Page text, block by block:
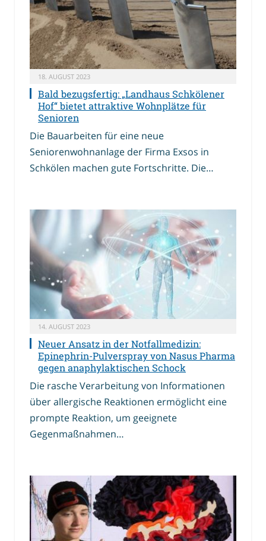
18. AUGUST 2023
Bald bezugsfertig: „Landhaus Schkölener
Hof“ bietet attraktive Wohnplätze für
Senioren
Die Bauarbeiten für eine neue
Seniorenwohnanlage der Firma Exsos in
Schkölen machen gute Fortschritte. Die…
14. AUGUST 2023
Neuer Ansatz in der Notfallmedizin:
Epinephrin-Pulverspray von Nasus Pharma
gegen anaphylaktischen Schock
Die rasche Verarbeitung von Informationen
über allergische Reaktionen ermöglicht eine
prompte Reaktion, um geeignete
Gegenmaßnahmen…